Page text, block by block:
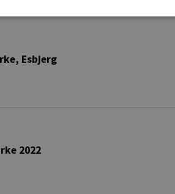
Esbjerg
2022